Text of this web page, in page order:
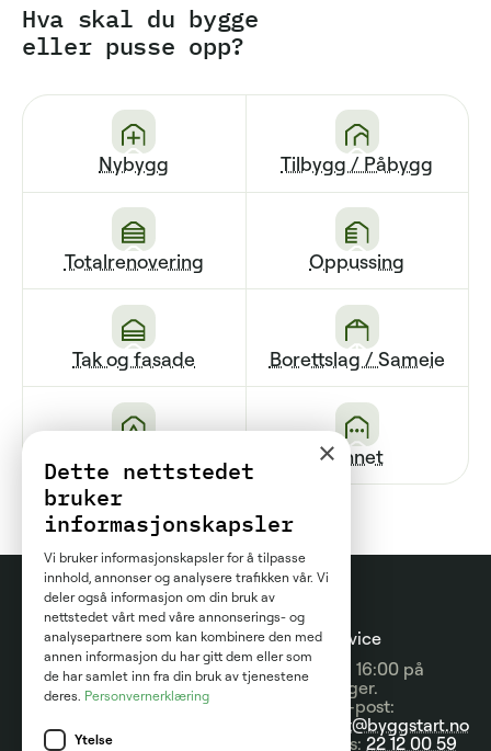
Hva skal du bygge
eller pusse opp?
Nybygg Tilbygg / Påbygg
Totalrenovering Oppussing
Tak og fasade Borettslag / Sameie
Annet
Prosjektguider
Prisguider
Artikler
Nyheter
For
entreprenører
Om tjenesten
Kundeservice
09:00 - 16:00 på
hverdager.
Send e-post:
kontakt@byggstart.no
Ring oss: 22 12 00 59
×
Dette nettstedet
bruker
informasjonskapsler
Vi bruker informasjonskapsler for å tilpasse
innhold, annonser og analysere trafikken vår. Vi
deler også informasjon om din bruk av
nettstedet vårt med våre annonserings- og
analysepartnere som kan kombinere den med
annen informasjon du har gitt dem eller som
de har samlet inn fra din bruk av tjenestene
deres. Personvernerklæring
Ytelse